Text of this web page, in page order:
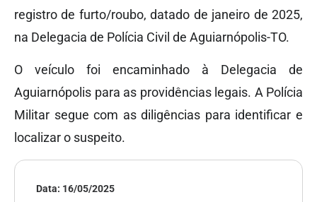
registro de furto/roubo, datado de janeiro de 2025,
na Delegacia de Polícia Civil de Aguiarnópolis-TO.
O veículo foi encaminhado à Delegacia de
Aguiarnópolis para as providências legais. A Polícia
Militar segue com as diligências para identificar e
localizar o suspeito.
Data: 16/05/2025